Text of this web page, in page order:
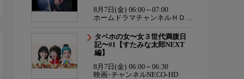
8月7日(金) 06:00～07:00
ホームドラマチャンネルＨＤ
タベホの女〜女３世代満腹日
記〜#1【すたみな太郎NEXT
編】
8月7日(金) 06:00～06:30
映画･チャンネルNECO-HD